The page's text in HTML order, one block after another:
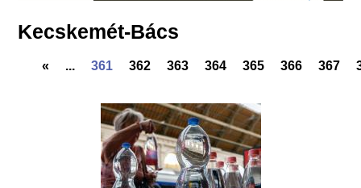
Kecskemét-Bács
« ... 361 362 363 364 365 366 367